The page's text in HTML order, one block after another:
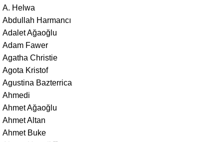
A. Helwa
Abdullah Harmancı
Adalet Ağaoğlu
Adam Fawer
Agatha Christie
Agota Kristof
Agustina Bazterrica
Ahmedi
Ahmet Ağaoğlu
Ahmet Altan
Ahmet Buke